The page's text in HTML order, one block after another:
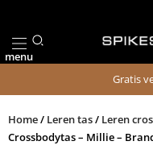
de
inhoud
menu
Gratis
Home/ Leren tas/ Leren
Crossbodytas – Millie –